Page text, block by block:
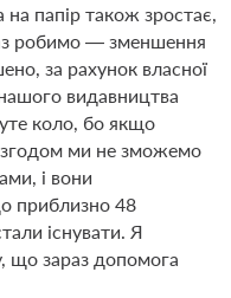
папір також зростає,
робимо — зменшення
за рахунок власної
видавництва
коло, бо якщо
згодом ми не зможемо
і вони
приблизно 48
існувати. Я
що зараз допомога